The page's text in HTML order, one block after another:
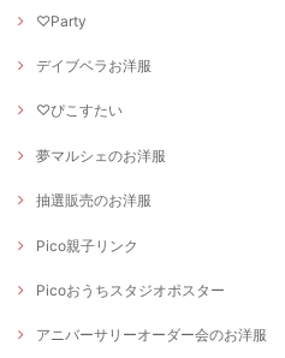
♡Party
デイブベラお洋服
♡ぴこすたい
夢マルシェのお洋服
抽選販売のお洋服
Pico親子リンク
Picoおうちスタジオポスター
アニバーサリーオーダー会のお洋服